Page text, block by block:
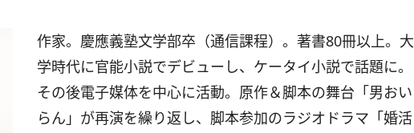
作家。慶應義塾文学部卒（通信課程）。著書80冊以上。大
学時代に官能小説でデビューし、ケータイ小説で話題に。
その後電子媒体を中心に活動。原作＆脚本の舞台「男おい
らん」が再演を繰り返し、脚本参加のラジオドラマ「婚活